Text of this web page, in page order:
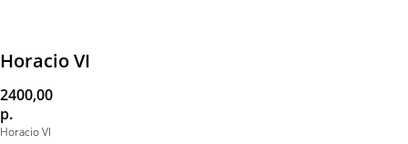
Horacio VI
2400,00
р.
Horacio VI